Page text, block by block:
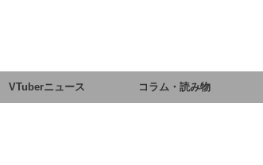
VTuberニュース コラム・読み物